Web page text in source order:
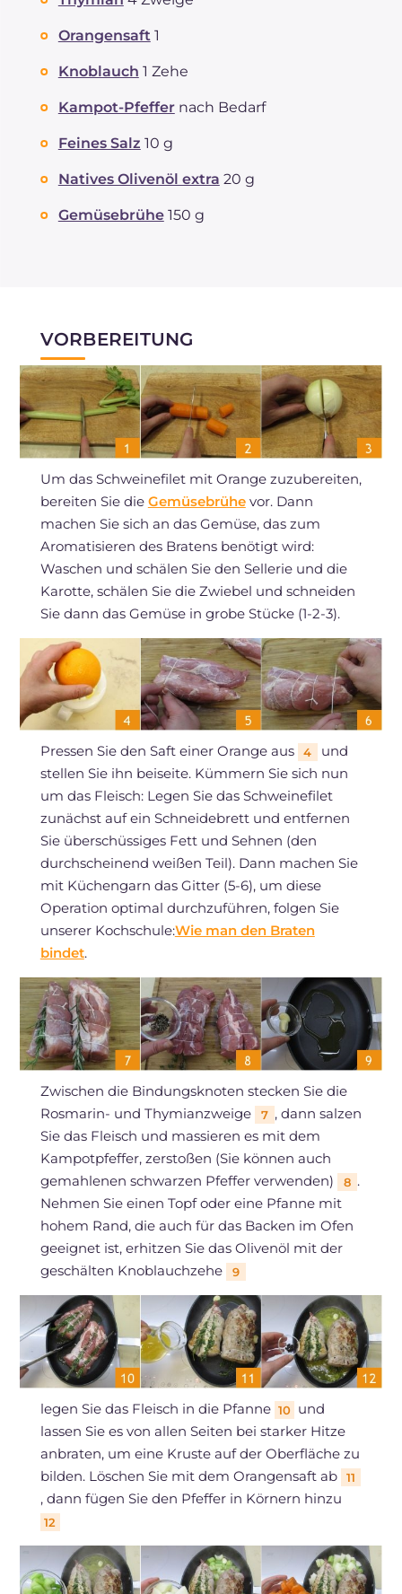
Orangensaft 1
Knoblauch 1 Zehe
Kampot-Pfeffer nach Bedarf
Feines Salz 10 g
Natives Olivenöl extra 20 g
Gemüsebrühe 150 g
VORBEREITUNG
Um das Schweinefilet mit Orange zuzubereiten,
bereiten Sie die Gemüsebrühevor. Dann
machen Sie sich an das Gemüse, das zum
Aromatisieren des Bratens benötigt wird:
Waschen und schälen Sie den Sellerie und die
Karotte, schälen Sie die Zwiebel und schneiden
Sie dann das Gemüse in grobe Stücke (1-2-3).
Pressen Sie den Saft einer Orange aus 4
und
stellen Sie ihn beiseite. Kümmern Sie sich nun
um das Fleisch: Legen Sie das Schweinefilet
zunächst auf ein Schneidebrett und entfernen
Sie überschüssiges Fett und Sehnen (den
durchscheinend weißen Teil). Dann machen Sie
mit Küchengarn das Gitter (5-6), um diese
Operation optimal durchzuführen, folgen Sie
unserer Kochschule:Wie man den Braten
bindet.
Zwischen die Bindungsknoten stecken Sie die
Rosmarin- und Thymianzweige
7 , dann salzen
Sie das Fleisch und massieren es mit dem
Kampotpfeffer, zerstoßen (Sie können auch
gemahlenen schwarzen Pfeffer verwenden)
8 .
Nehmen Sie einen Topf oder eine Pfanne mit
hohem Rand, die auch für das Backen im Ofen
geeignet ist, erhitzen Sie das Olivenöl mit der
geschälten Knoblauchzehe
9
legen Sie das Fleisch in die Pfanne 10 und
lassen Sie es von allen Seiten bei starker Hitze
anbraten, um eine Kruste auf der Oberfläche zu
bilden. Löschen Sie mit dem Orangensaft ab
11
, dann fügen Sie den Pfeffer in Körnern hinzu
12